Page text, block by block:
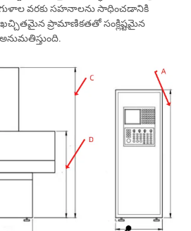
వరకు సహనాలను సాధించడానికి
ఖచ్చితమైన ప్రామాణికతతో సంక్లిష్టమైన